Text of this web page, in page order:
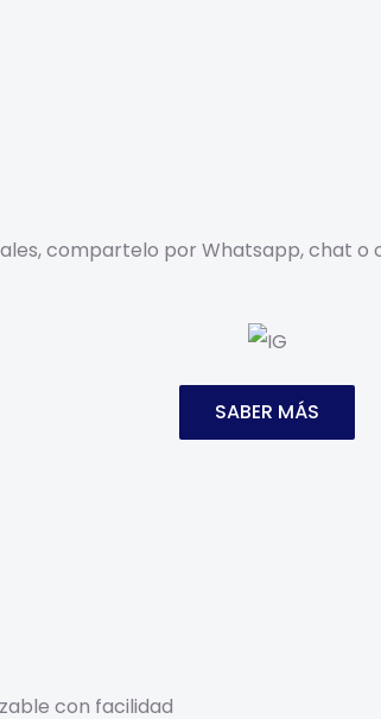
compartelo por Whatsapp, chat
SABER MÁS
con facilidad